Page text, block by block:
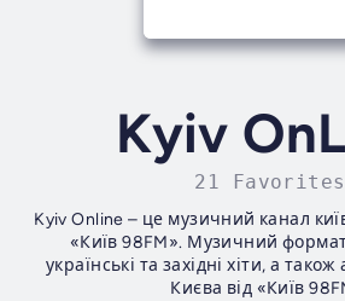
Kyiv
21 Favorites
Kyiv Online – це музичний канал
«Київ 98FM». Музичний формат
українські та західні хіти, а
Києва від «Київ